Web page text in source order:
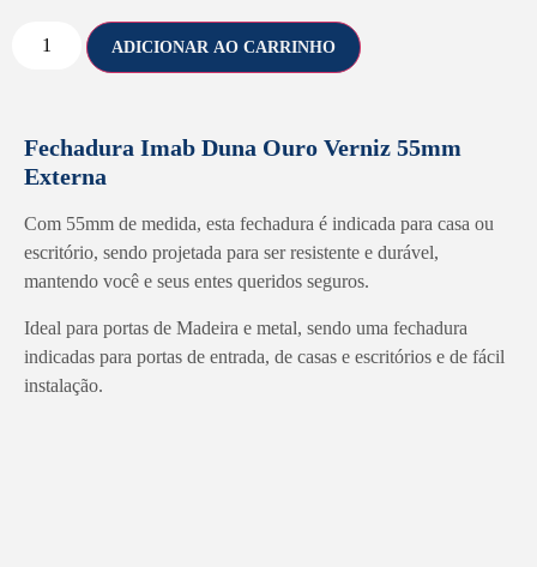
ADICIONAR AO CARRINHO
Fechadura Imab Duna Ouro Verniz 55mm
Externa
Com 55mm de medida, esta fechadura é indicada para casa ou
escritório, sendo projetada para ser resistente e durável,
mantendo você e seus entes queridos seguros.
Ideal para portas de Madeira e metal, sendo uma fechadura
indicadas para portas de entrada, de casas e escritórios e de fácil
instalação.